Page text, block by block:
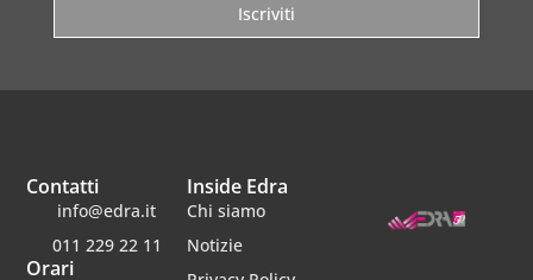
Iscriviti
Inside Edra
Chi siamo
Notizie
Contatti
info@edra.it
011 229 22 11
Orari